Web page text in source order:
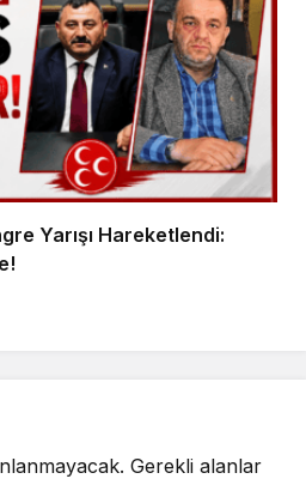
Yarışı Hareketlendi:
Gerekli alanlar